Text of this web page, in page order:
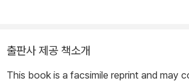
출판사 제공 책소개
This book is a facsimile reprint and may